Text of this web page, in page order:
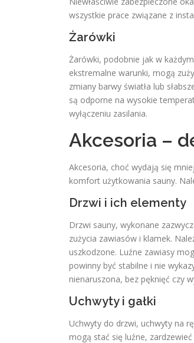
wszystkie prace związane z
Żarówki
Żarówki, podobnie jak w
ekstremalne warunki, mogą
zmiany barwy światła lub
są odporne na wysokie
wyłączeniu zasilania.
Akcesoria –
Akcesoria, choć wydają się
komfort użytkowania sauny.
Drzwi i ich elementy
Drzwi sauny, wykonane
zużycia zawiasów i klamek.
uszkodzone. Luźne zawiasy
powinny być stabilne i nie
nienaruszona, bez pęknięć czy
Uchwyty i gałki
Uchwyty do drzwi, uchwyty na
mogą stać się luźne,